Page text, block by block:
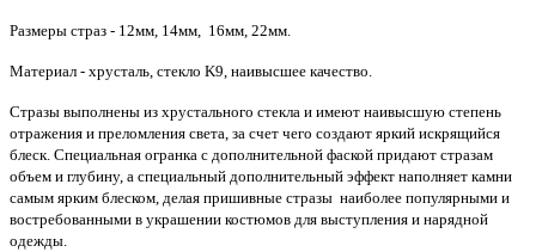
Размеры страз - 12мм, 14мм, 16мм, 22мм.
Материал - хрусталь, стекло K9, наивысшее качество.
Стразы выполнены из хрустального стекла и имеют наивысшую степень
отражения и преломления света, за счет чего создают яркий искрящийся
блеск. Специальная огранка с дополнительной фаской придают стразам
объем и глубину, а специальный дополнительный эффект наполняет камни
самым ярким блеском, делая пришивные стразы наиболее популярными и
востребованными в украшении костюмов для выступления и нарядной
одежды.